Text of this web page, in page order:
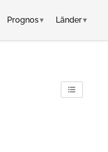
Prognos▾ Länder▾